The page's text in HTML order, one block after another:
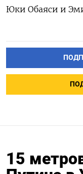
Юки Обаяси и
15